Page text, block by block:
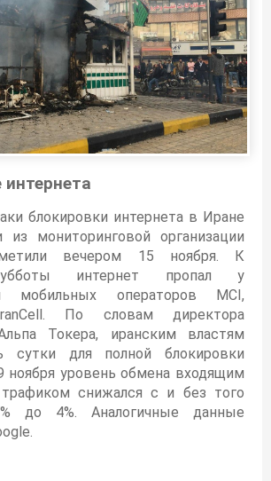
блокировки интернета в Иране
из мониторинговой организации
вечером 15 ноября. К
интернет пропал у
мобильных операторов MCI,
По словам директора
Токера, иранским властям
сутки для полной блокировки
ноября уровень обмена входящим
снижался с и без того
до 4%. Аналогичные данные